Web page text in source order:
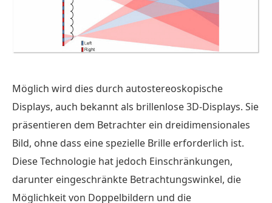
Möglich wird dies durch autostereoskopische
Displays, auch bekannt als brillenlose 3D-Displays. Sie
präsentieren dem Betrachter ein dreidimensionales
Bild, ohne dass eine spezielle Brille erforderlich ist.
Diese Technologie hat jedoch Einschränkungen,
darunter eingeschränkte Betrachtungswinkel, die
Möglichkeit von Doppelbildern und die